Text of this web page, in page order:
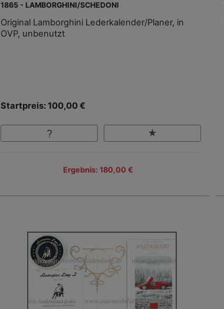
1865 - LAMBORGHINI/SCHEDONI
Original Lamborghini Lederkalender/Planer, in
OVP, unbenutzt
Startpreis: 100,00 €
Ergebnis: 180,00 €